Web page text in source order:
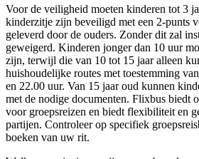
Voor de veiligheid moeten kinderen tot 3
kinderzitje zijn beveiligd met een 2-punts
geleverd door de ouders. Zonder dit zal
geweigerd. Kinderen jonger dan 10 uur
zijn, terwijl die van 10 tot 15 jaar alleen
huishoudelijke routes met toestemming
en 22.00 uur. Van 15 jaar oud kunnen
met de nodige documenten. Flixbus biedt
voor groepsreizen en biedt flexibiliteit en
partijen. Controleer op specifiek
boeken van uw rit.